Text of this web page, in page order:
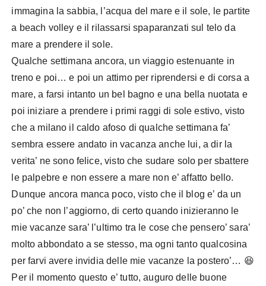
immagina la sabbia, l’acqua del mare e il sole, le partite
a beach volley e il rilassarsi spaparanzati sul telo da
mare a prendere il sole.
Qualche settimana ancora, un viaggio estenuante in
treno e poi… e poi un attimo per riprendersi e di corsa a
mare, a farsi intanto un bel bagno e una bella nuotata e
poi iniziare a prendere i primi raggi di sole estivo, visto
che a milano il caldo afoso di qualche settimana fa’
sembra essere andato in vacanza anche lui, a dir la
verita’ ne sono felice, visto che sudare solo per sbattere
le palpebre e non essere a mare non e’ affatto bello.
Dunque ancora manca poco, visto che il blog e’ da un
po’ che non l’aggiorno, di certo quando inizieranno le
mie vacanze sara’ l’ultimo tra le cose che pensero’ sara’
molto abbondato a se stesso, ma ogni tanto qualcosina
per farvi avere invidia delle mie vacanze la postero’… 😆
Per il momento questo e’ tutto, auguro delle buone